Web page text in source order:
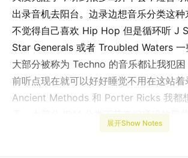
出录音机去阳台。边录边想音乐分类这
不觉得自己喜欢 Hip Hop 但是循环听 J
Star Generals 或者 Troubled Waters 一
大部分被称为 Techno 的音乐都让我犯困
前听点现在就可以好好睡觉不用在这站着
Ancient Methods 和 Porter Ricks 我都
展开Show Notes